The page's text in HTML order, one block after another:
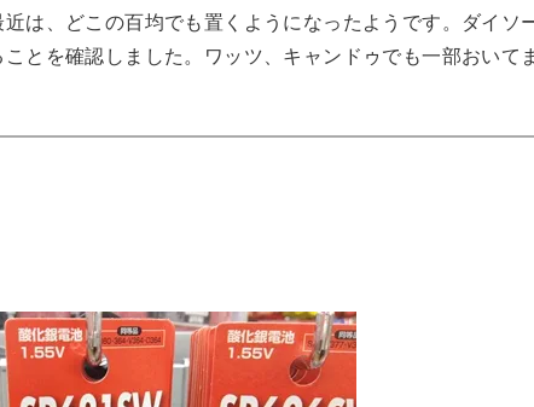
は、どこの百均でも置くようになったようです。ダイソ
とを確認しました。ワッツ、キャンドゥでも一部おいて